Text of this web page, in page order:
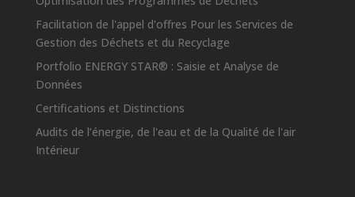
Facilitation de l'appel d'offres Pour les Services de
Gestion des Déchets et du Recyclage
Portfolio ENERGY STAR® : Saisie et Analyse de
Données
Certifications et Distinctions
Audits de l’énergie, de l'eau et de la Qualité de l'air
Intérieur